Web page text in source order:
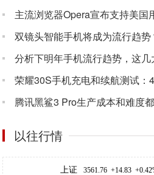
主流浏览器Opera宣布支持美国
双镜头智能手机将成为流行趋势
分析下明年手机流行趋势，这几
荣耀30S手机充电和续航测试：
腾讯黑鲨3 Pro生产成本和难度
以往行情
上证 3561.76 +14.83